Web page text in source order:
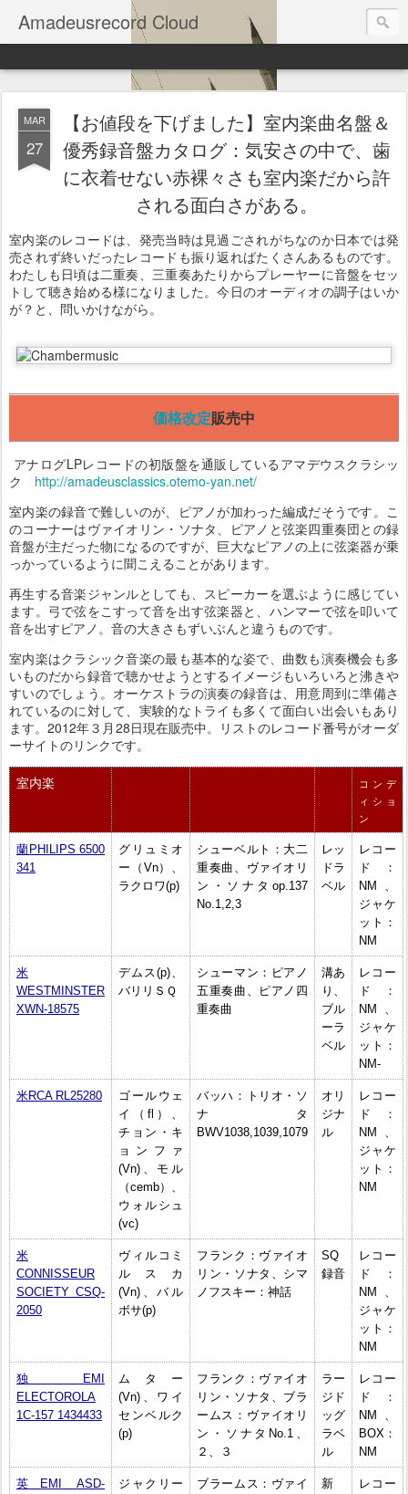
Amadeusrecord Cloud
MAR
27
【お値段を下げました】室内楽曲名盤＆
優秀録音盤カタログ：気安さの中で、歯
に衣着せない赤裸々さも室内楽だから許
される面白さがある。
室内楽のレコードは、発売当時は見過ごされがちなのか日本では発
売されず終いだったレコードも振り返ればたくさんあるものです。
わたしも日頃は二重奏、三重奏あたりからプレーヤーに音盤をセッ
トして聴き始める様になりました。今日のオーディオの調子はいか
が？と、問いかけながら。
価格改定販売中
アナログLPレコードの初版盤を通販しているアマデウスクラシッ
ク http://amadeusclassics.otemo-yan.net/
室内楽の録音で難しいのが、ピアノが加わった編成だそうです。こ
のコーナーはヴァイオリン・ソナタ、ピアノと弦楽四重奏団との録
音盤が主だった物になるのですが、巨大なピアノの上に弦楽器が乗
っかっているように聞こえることがあります。
再生する音楽ジャンルとしても、スピーカーを選ぶように感じてい
ます。弓で弦をこすって音を出す弦楽器と、ハンマーで弦を叩いて
音を出すピアノ。音の大きさもずいぶんと違うものです。
室内楽はクラシック音楽の最も基本的な姿で、曲数も演奏機会も多
いものだから録音で聴かせようとするイメージもいろいろと沸きや
すいのでしょう。オーケストラの演奏の録音は、用意周到に準備さ
れているのに対して、実験的なトライも多くて面白い出会いもあり
ます。2012年３月28日現在販売中。リストのレコード番号がオーダ
ーサイトのリンクです。
室内楽
コンデ
ィショ
ン
蘭PHILIPS 6500
341
グリュミオ
ー（Vn）、
ラクロワ(p)
シューベルト：大二
重奏曲、ヴァイオリ
ン・ソナタop.137
No.1,2,3
レッ
ドラ
ベル
レコー
ド：
NM、
ジャケ
ット：
NM
米
WESTMINSTER
XWN-18575
デムス(p)、
バリリＳＱ
シューマン：ピアノ
五重奏曲、ピアノ四
重奏曲
溝あ
り、
ブル
ーラ
ベル
レコー
ド：
NM、
ジャケ
ット：
NM-
米RCA RL25280
ゴールウェ
イ（fl）、
チョン・キ
ョンファ
(Vn)、モル
（cemb）、
ウォルシュ
(vc)
バッハ：トリオ・ソ
ナタ
BWV1038,1039,1079
オリ
ジナ
ル
レコー
ド：
NM、
ジャケ
ット：
NM
米
CONNISSEUR
SOCIETY CSQ-
2050
ヴィルコミ
ルスカ
(Vn)、バル
ボサ(p)
フランク：ヴァイオ
リン・ソナタ、シマ
ノフスキー：神話
SQ
録音
レコー
ド：
NM、
ジャケ
ット：
NM
独EMI
ELECTOROLA
1C-157 1434433
ムター
(Vn)、ワイ
センベルク
(p)
フランク：ヴァイオ
リン・ソナタ、ブラ
ームス：ヴァイオリ
ン・ソナタNo.1、
２、３
ラー
ジド
ッグ
ラベ
ル
レコー
ド：
NM、
BOX：
NM
英EMI ASD-
ジャクリー
ブラームス：ヴァイ
新
レコー